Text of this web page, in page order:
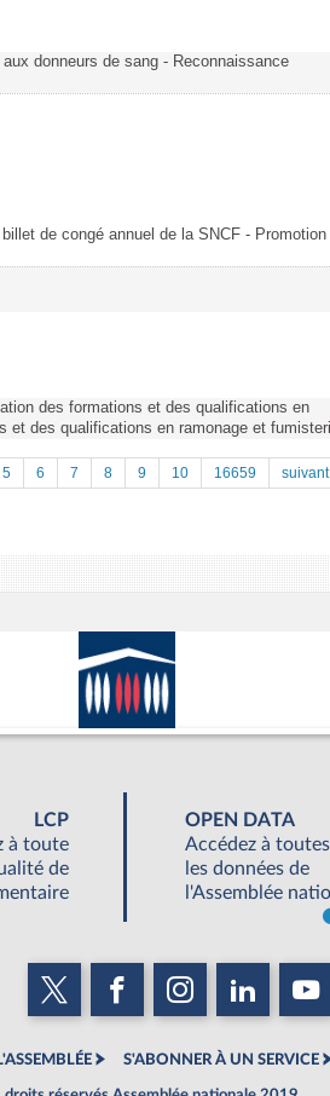
donneurs de sang - Reconnaissance
de congé annuel de la SNCF - Promotion
des formations et des qualifications en
et des qualifications en ramonage et
5 6 7 8 9 10 16659
LCP
à toute
de
OPEN DATA
Accédez à toutes
les données de
l'Assemblée
S'ABONNER À UN SERVICE